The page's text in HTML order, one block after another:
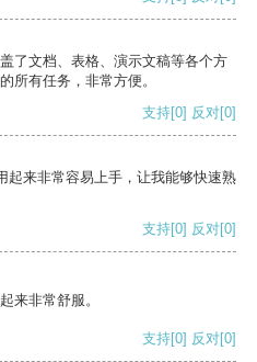
了文档、表格、演示文稿等各个方
所有任务，非常方便。
支持[0] 反对[0]
起来非常容易上手，让我能够快速熟
支持[0] 反对[0]
来非常舒服。
支持[0] 反对[0]